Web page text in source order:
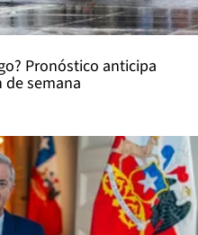
Pronóstico anticipa
semana